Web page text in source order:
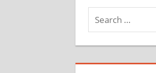
Search
for: